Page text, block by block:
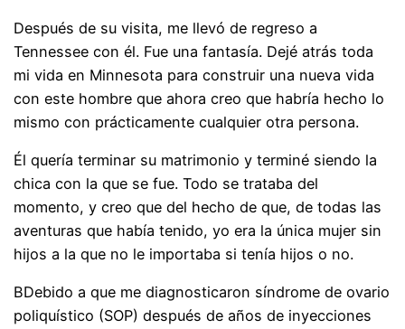
Después de su visita, me llevó de regreso a
Tennessee con él. Fue una fantasía. Dejé atrás toda
mi vida en Minnesota para construir una nueva vida
con este hombre que ahora creo que habría hecho lo
mismo con prácticamente cualquier otra persona.
Él quería terminar su matrimonio y terminé siendo la
chica con la que se fue. Todo se trataba del
momento, y creo que del hecho de que, de todas las
aventuras que había tenido, yo era la única mujer sin
hijos a la que no le importaba si tenía hijos o no.
BDebido a que me diagnosticaron síndrome de ovario
poliquístico (SOP) después de años de inyecciones